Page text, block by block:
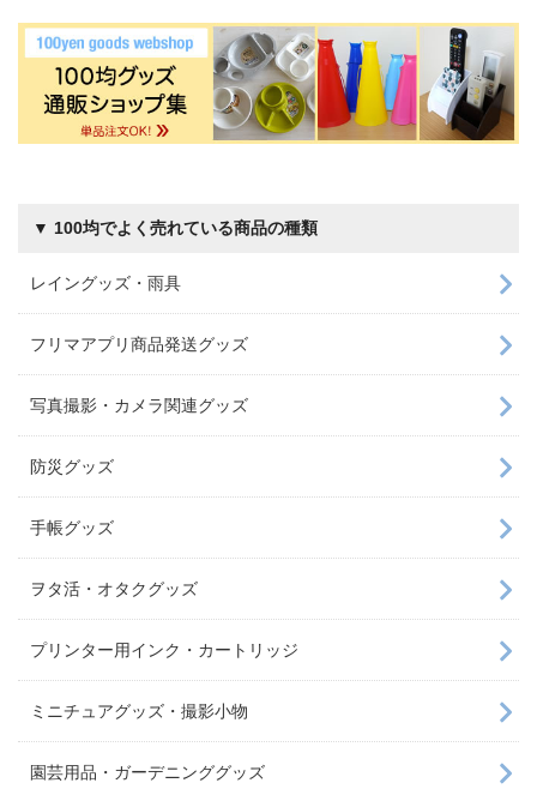
▼ 100均でよく売れている商品の種類
レイングッズ・雨具
フリマアプリ商品発送グッズ
写真撮影・カメラ関連グッズ
防災グッズ
手帳グッズ
ヲタ活・オタクグッズ
プリンター用インク・カートリッジ
ミニチュアグッズ・撮影小物
園芸用品・ガーデニンググッズ